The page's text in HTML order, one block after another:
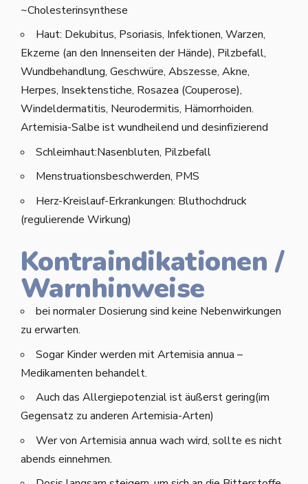
~Cholesterinsynthese
Haut: Dekubitus, Psoriasis, Infektionen, Warzen,
Ekzeme (an den Innenseiten der Hände), Pilzbefall,
Wundbehandlung, Geschwüre, Abszesse, Akne,
Herpes, Insektenstiche, Rosazea (Couperose),
Windeldermatitis, Neurodermitis, Hämorrhoiden.
Artemisia-Salbe ist wundheilend und desinfizierend
Schleimhaut:Nasenbluten, Pilzbefall
Menstruationsbeschwerden, PMS
Herz-Kreislauf-Erkrankungen: Bluthochdruck
(regulierende Wirkung)
Kontraindikationen /
Warnhinweise
bei normaler Dosierung sind keine Nebenwirkungen
zu erwarten.
Sogar Kinder werden mit Artemisia annua –
Medikamenten behandelt.
Auch das Allergiepotenzial ist äußerst gering(im
Gegensatz zu anderen Artemisia-Arten)
Wer von Artemisia annua wach wird, sollte es nicht
abends einnehmen.